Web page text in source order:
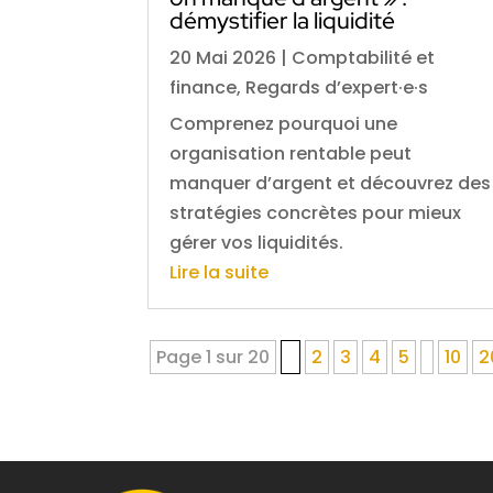
démystifier la liquidité
20 Mai 2026 | Comptabilité et
finance, Regards d’expert·e·s
Comprenez pourquoi une
organisation rentable peut
manquer d’argent et découvrez des
stratégies concrètes pour mieux
gérer vos liquidités.
Lire la suite
Page 1 sur 20 2 3 4 5 10